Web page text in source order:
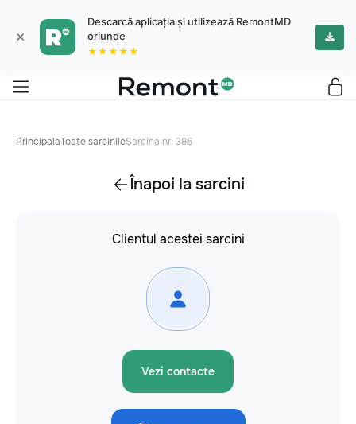
×
Descarcă aplicația și utilizează RemontMD
oriunde
★★★★★
PrincipalaToate sarcinileSarcina nr: 386
Înapoi la sarcini
Clientul acestei sarcini
Vezi contacte